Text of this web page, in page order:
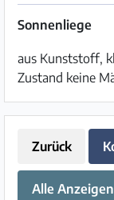
Sonnenliege
aus Kunststoff,
Zustand keine
Zurück
Alle